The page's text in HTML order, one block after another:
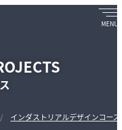
インダストリアルデザインコース